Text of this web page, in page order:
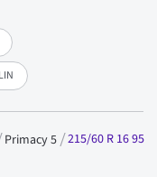
Primacy 5 215/60 R 16 95